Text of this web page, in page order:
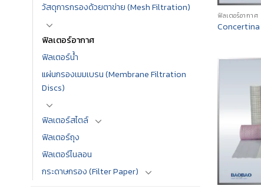
วัสดุการกรองด้วยตาข่าย (Mesh Filtration)
ฟิลเตอร์อากาศ
ฟิลเตอร์น้ำ
แผ่นกรองเมมเบรน (Membrane Filtration
Discs)
ฟิลเตอร์สไตล์
ฟิลเตอร์ถุง
ฟิลเตอร์ไนลอน
กระดาษกรอง (Filter Paper)
ฟิลเตอร์อากาศ